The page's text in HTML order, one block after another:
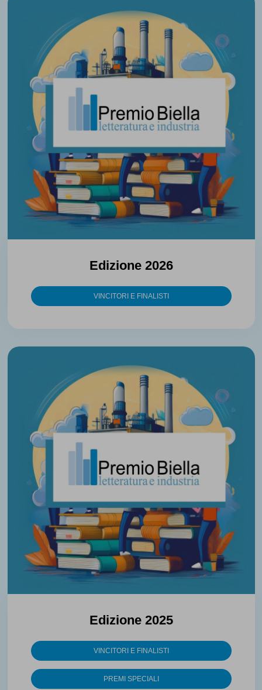
Edizione 2026
VINCITORI E FINALISTI
Edizione 2025
VINCITORI E FINALISTI
PREMI SPECIALI